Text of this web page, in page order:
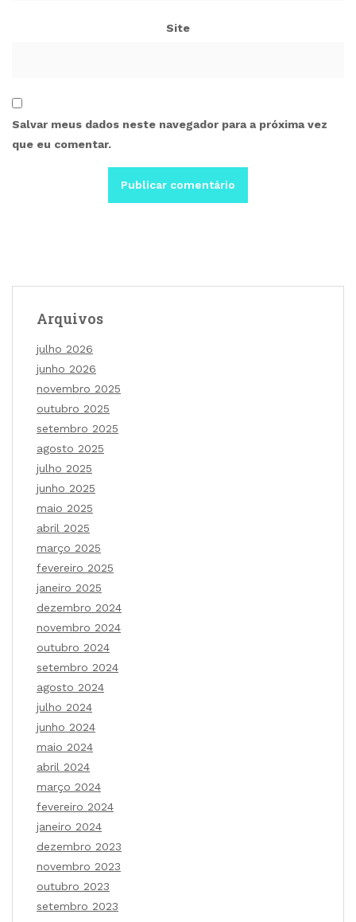
Site
Salvar meus dados neste navegador para a próxima vez
que eu comentar.
Arquivos
julho 2026
junho 2026
novembro 2025
outubro 2025
setembro 2025
agosto 2025
julho 2025
junho 2025
maio 2025
abril 2025
março 2025
fevereiro 2025
janeiro 2025
dezembro 2024
novembro 2024
outubro 2024
setembro 2024
agosto 2024
julho 2024
junho 2024
maio 2024
abril 2024
março 2024
fevereiro 2024
janeiro 2024
dezembro 2023
novembro 2023
outubro 2023
setembro 2023